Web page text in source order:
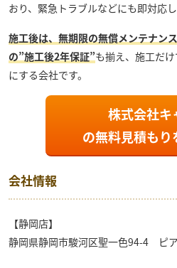
おり、緊急トラブルなどにも即対応し
施工後は、無期限の無償メンテナンス
の”施工後2年保証”も揃え、施工だ
にする会社です。
株式会社キ
の無料見積もり
会社情報
【静岡店】
静岡県静岡市駿河区聖一色94-4 ピ